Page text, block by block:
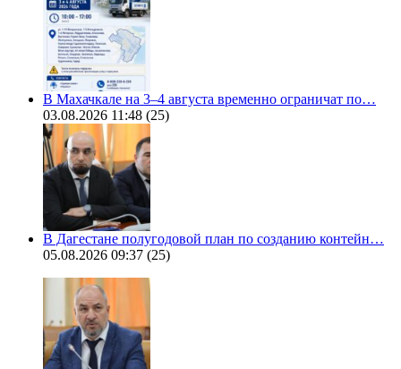
В Махачкале на 3–4 августа временно ограничат по…
03.08.2026 11:48 (25)
В Дагестане полугодовой план по созданию контейн…
05.08.2026 09:37 (25)